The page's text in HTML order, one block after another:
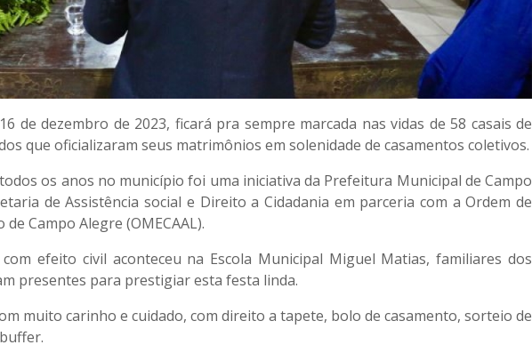
de dezembro de 2023, ficará pra sempre marcada nas vidas de 58 casais de
que oficializaram seus matrimônios em solenidade de casamentos coletivos.
os anos no município foi uma iniciativa da Prefeitura Municipal de Campo
de Assistência social e Direito a Cidadania em parceria com a Ordem de
Campo Alegre (OMECAAL).
efeito civil aconteceu na Escola Municipal Miguel Matias, familiares dos
presentes para prestigiar esta festa linda.
muito carinho e cuidado, com direito a tapete, bolo de casamento, sorteio de